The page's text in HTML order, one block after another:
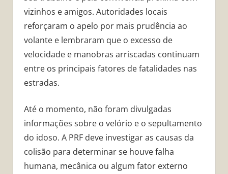
vizinhos e amigos. Autoridades locais
reforçaram o apelo por mais prudência ao
volante e lembraram que o excesso de
velocidade e manobras arriscadas continuam
entre os principais fatores de fatalidades nas
estradas.
Até o momento, não foram divulgadas
informações sobre o velório e o sepultamento
do idoso. A PRF deve investigar as causas da
colisão para determinar se houve falha
humana, mecânica ou algum fator externo